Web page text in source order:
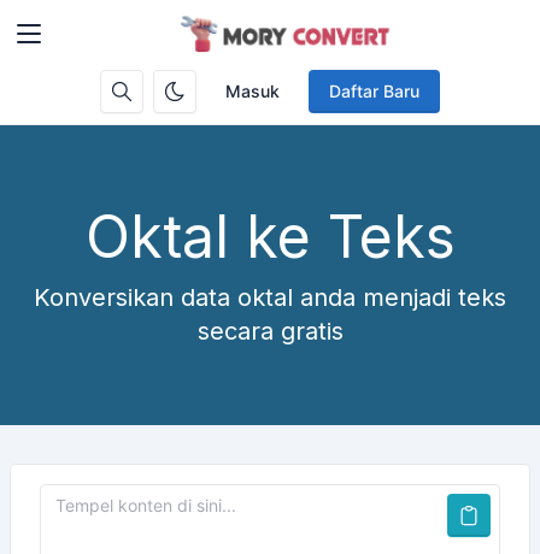
Masuk Daftar Baru
Oktal ke Teks
Konversikan data oktal anda menjadi teks
secara gratis